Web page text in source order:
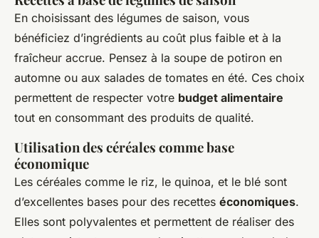
En choisissant des légumes de saison, vous
bénéficiez d’ingrédients au coût plus faible et à la
fraîcheur accrue. Pensez à la soupe de potiron en
automne ou aux salades de tomates en été. Ces choix
permettent de respecter votre budget alimentaire
tout en consommant des produits de qualité.
Utilisation des céréales comme base
économique
Les céréales comme le riz, le quinoa, et le blé sont
d’excellentes bases pour des recettes économiques.
Elles sont polyvalentes et permettent de réaliser des